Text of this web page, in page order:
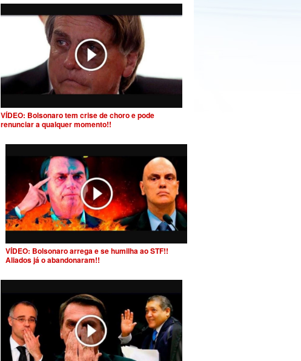
VÍDEO: Bolsonaro tem crise de choro e pode
renunciar a qualquer momento!!
VÍDEO: Bolsonaro arrega e se humilha ao STF!!
Aliados já o abandonaram!!